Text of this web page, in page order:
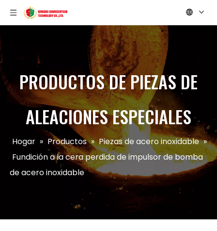
PRODUCTOS DE PIEZAS DE
ALEACIONES ESPECIALES
Hogar » Productos » Piezas de acero inoxidable »
Fundición a la cera perdida de impulsor de bomba
de acero inoxidable